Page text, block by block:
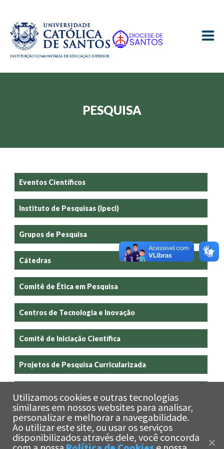
≡
PESQUISA
Eventos Científicos
Instituto de Pesquisas (Ipeci)
Grupos de Pesquisa
Cátedras
Comitê de Ética em Pesquisa
Centros de Tecnologia e Inovação
Comitê de Iniciação Científica
Projetos de Pesquisa Curricularizada
Laboratórios
Olá!Estamos aqui
para te ajudar!
Utilizamos cookies e outras tecnologias
similares em nossos websites para analisar,
personalizar e melhorar a navegabilidade.
Ao utilizar este site, ou usar os serviços
disponibilizados através dele, você concorda